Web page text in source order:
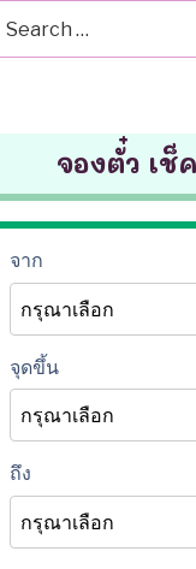
for:
จองตั๋ว เช็